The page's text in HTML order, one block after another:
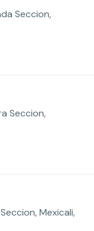
Seccion,
Seccion,
Mexicali,